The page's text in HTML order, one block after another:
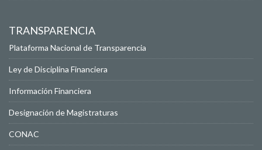
TRANSPARENCIA
Plataforma Nacional de Transparencia
Ley de Disciplina Financiera
Información Financiera
Designación de Magistraturas
CONAC